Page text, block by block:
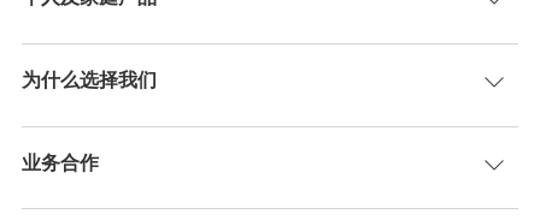
为什么选择我们
业务合作